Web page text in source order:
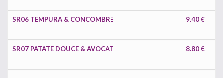
SR06 TEMPURA & CONCOMBRE 9.40 €
SR07 PATATE DOUCE & AVOCAT 8.80 €